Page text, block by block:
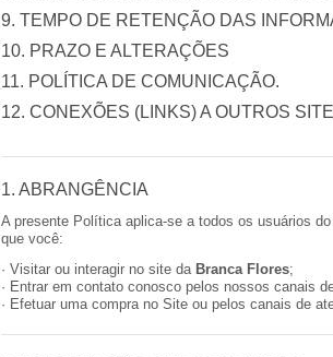
9. TEMPO DE RETENÇÃO DAS
10. PRAZO E ALTERAÇÕES
11. POLÍTICA DE COMUNICAÇÃO.
12. CONEXÕES (LINKS) A OUTROS
1. ABRANGÊNCIA
A presente Política aplica-se a todos os usuários
que você:
· Visitar ou interagir no site da Branca Flores;
· Entrar em contato conosco pelos nossos canais
· Efetuar uma compra no Site ou pelos canais de